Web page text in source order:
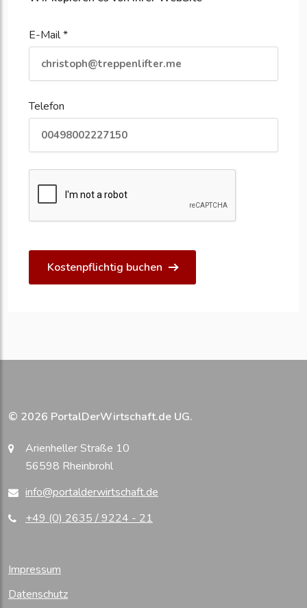
E-Mail *
Telefon
Kostenpflichtig buchen
© 2026 PortalDerWirtschaft.de UG.
Arienheller Straße 10
56598 Rheinbrohl
info@portalderwirtschaft.de
+49 (0) 2635 / 9224 - 21
Impressum
Datenschutz